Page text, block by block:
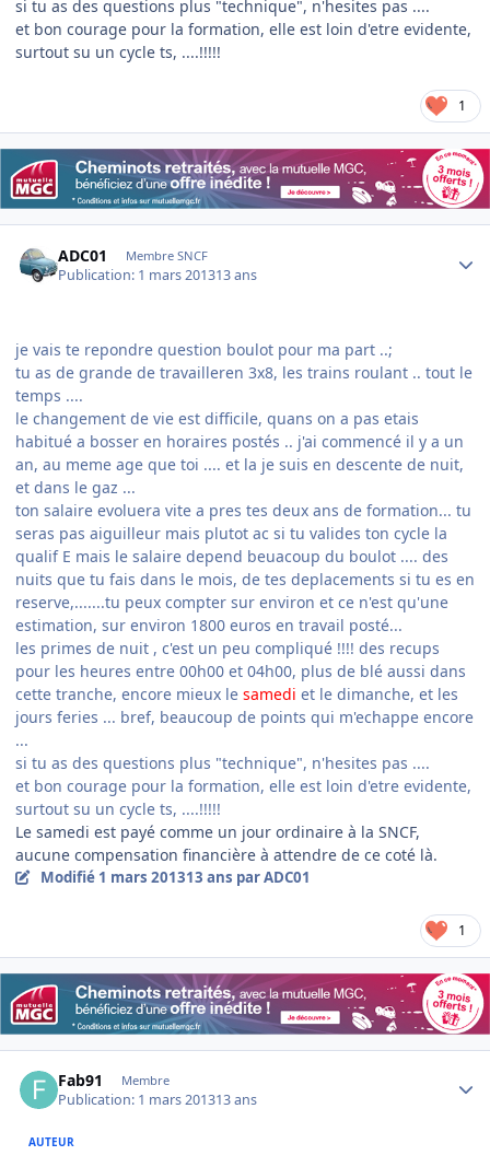
si tu as des questions plus "technique", n'hesites pas ....
et bon courage pour la formation, elle est loin d'etre evidente,
surtout su un cycle ts, ....!!!!!
1
ADC01 Membre SNCF
Publication: 1 mars 201313 ans
je vais te repondre question boulot pour ma part ..;
tu as de grande de travailleren 3x8, les trains roulant .. tout le
temps ....
le changement de vie est difficile, quans on a pas etais
habitué a bosser en horaires postés .. j'ai commencé il y a un
an, au meme age que toi .... et la je suis en descente de nuit,
et dans le gaz ...
ton salaire evoluera vite a pres tes deux ans de formation... tu
seras pas aiguilleur mais plutot ac si tu valides ton cycle la
qualif E mais le salaire depend beuacoup du boulot .... des
nuits que tu fais dans le mois, de tes deplacements si tu es en
reserve,.......tu peux compter sur environ et ce n'est qu'une
estimation, sur environ 1800 euros en travail posté...
les primes de nuit , c'est un peu compliqué !!!! des recups
pour les heures entre 00h00 et 04h00, plus de blé aussi dans
cette tranche, encore mieux le samedi et le dimanche, et les
jours feries ... bref, beaucoup de points qui m'echappe encore
...
si tu as des questions plus "technique", n'hesites pas ....
et bon courage pour la formation, elle est loin d'etre evidente,
surtout su un cycle ts, ....!!!!!
Le samedi est payé comme un jour ordinaire à la SNCF,
aucune compensation financière à attendre de ce coté là.
Modifié 1 mars 201313 ans par ADC01
1
Fab91 Membre
Publication: 1 mars 201313 ans
AUTEUR